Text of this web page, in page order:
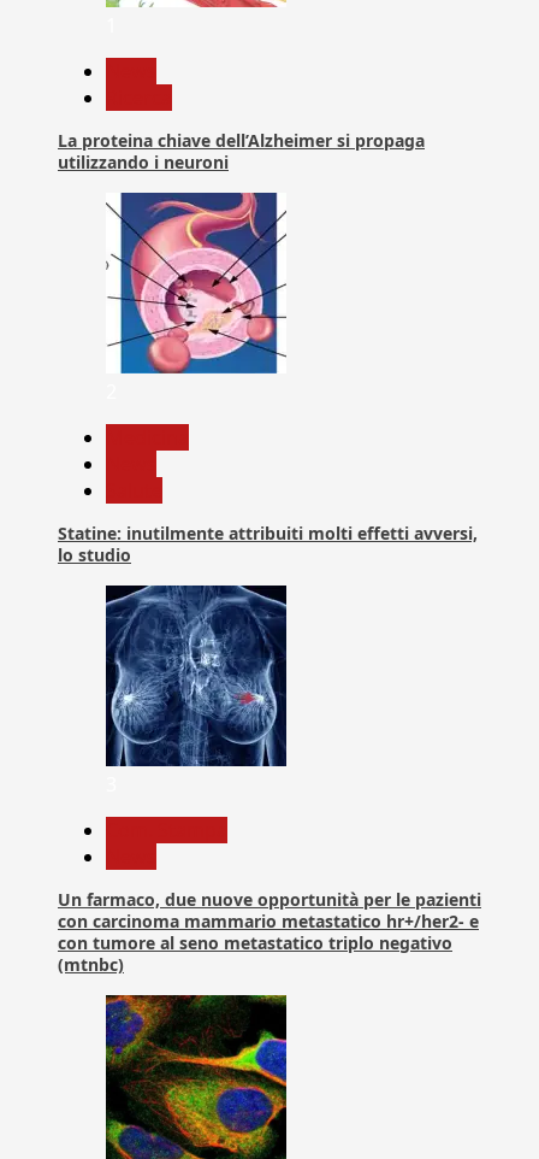
La proteina chiave dell’Alzheimer si propaga
utilizzando i neuroni
Statine: inutilmente attribuiti molti effetti avversi,
lo studio
Un farmaco, due nuove opportunità per le pazienti
con carcinoma mammario metastatico hr+/her2- e
con tumore al seno metastatico triplo negativo
(mtnbc)